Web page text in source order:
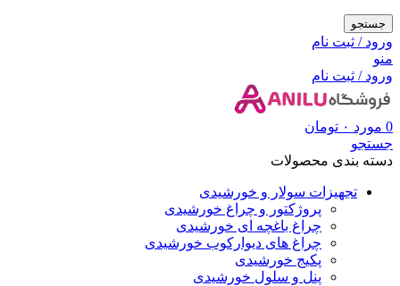
جستجو
ورود / ثبت نام
منو
ورود / ثبت نام
0 مورد ۰ تومان
جستجو
دسته بندی محصولات
تجهیزات سولار و خورشیدی
پروژکتور و چراغ خورشیدی
چراغ باغچه ای خورشیدی
چراغ های دیوارکوب خورشیدی
پکیج خورشیدی
پنل و سلول خورشیدی